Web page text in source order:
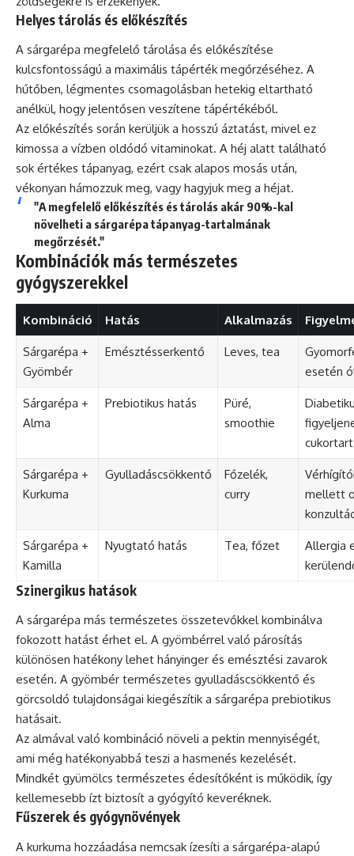
Helyes tárolás és előkészítés
A sárgarépa megfelelő tárolása és előkészítése
kulcsfontosságú a maximális tápérték megőrzéséhez. A
hűtőben, légmentes csomagolásban hetekig eltartható
anélkül, hogy jelentősen veszítene tápértékéből.
Az előkészítés során kerüljük a hosszú áztatást, mivel ez
kimossa a vízben oldódó vitaminokat. A héj alatt található
sok értékes tápanyag, ezért csak alapos mosás után,
vékonyan hámozzuk meg, vagy hagyjuk meg a héjat.
"A megfelelő előkészítés és tárolás akár 90%-kal
növelheti a sárgarépa tápanyag-tartalmának
megőrzését."
Kombinációk más természetes
gyógyszerekkel
Kombináció Hatás Alkalmazás
Sárgarépa +
Gyömbér
Emésztésserkentő Leves, tea
esetén
Sárgarépa +
Alma
Prebiotikus hatás
Püré,
smoothie
Sárgarépa +
Kurkuma
Gyulladáscsökkentő
Főzelék,
curry
mellett
Sárgarépa +
Kamilla
Nyugtató hatás Tea, főzet
Allergia
Szinergikus hatások
A sárgarépa más természetes összetevőkkel kombinálva
fokozott hatást érhet el. A gyömbérrel való párosítás
különösen hatékony lehet hányinger és emésztési zavarok
esetén. A gyömbér természetes gyulladáscsökkentő és
görcsoldó tulajdonságai kiegészítik a sárgarépa prebiotikus
hatásait.
Az almával való kombináció növeli a pektin mennyiségét,
ami még hatékonyabbá teszi a hasmenés kezelését.
Mindkét gyümölcs természetes édesítőként is működik, így
kellemesebb ízt biztosít a gyógyító keveréknek.
Fűszerek és gyógynövények
A kurkuma hozzáadása nemcsak ízesíti a sárgarépa-alapú